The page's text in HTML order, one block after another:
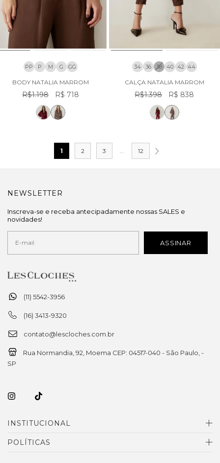
PP P M G GG
BODY NATALIA MARROM
R$1.198 R$ 718
34 36 38 40 42 44
CALÇA NATALIA MARROM
R$1.398 R$ 838
1 2 3 ... 12
(11) 5542-3956
(16) 3413-9320
contato@lescloches.com.br
Rua Normandia, 92, Moema CEP: 04517-040 - São Paulo, -
SP
INSTITUCIONAL
POLÍTICAS
NEWSLETTER
Inscreva-se e receba antecipadamente nossas SALES e
novidades!